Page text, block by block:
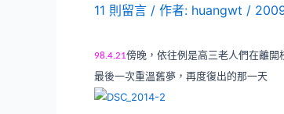
11 則留言 / 作者: huangwt /
98.4.21傍晚，依往例是高三老人們在離開
最後一次重溫舊夢，再度復出的那一天